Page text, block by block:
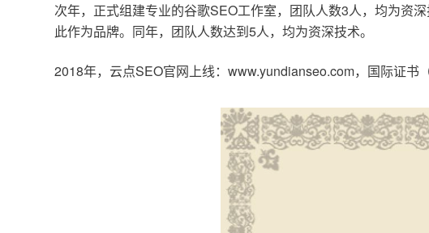
次年，正式组建专业的谷歌SEO工作室，团队人数3人，均为资
此作为品牌。同年，团队人数达到5人，均为资深技术。
2018年，云点SEO官网上线：www.yundianseo.com，国际证书